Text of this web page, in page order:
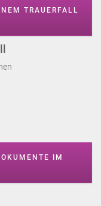
TRAUERFALL
IM